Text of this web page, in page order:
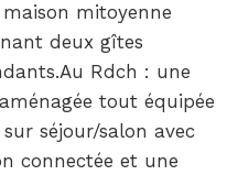
mitoyenne
deux gîtes
Rdch : une
tout équipée
séjour/salon avec
connectée et une